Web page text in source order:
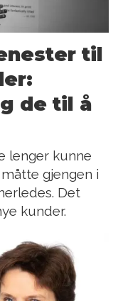
til
de til å
lenger kunne
gjengen i
Det
kunder.